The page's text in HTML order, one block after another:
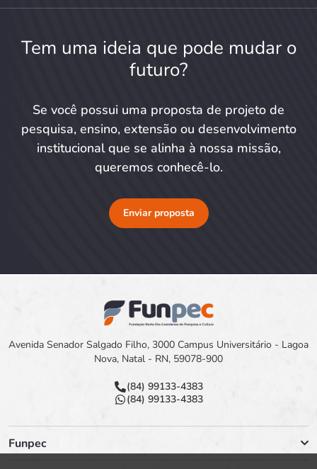
Tem uma ideia que pode mudar o
futuro?
Se você possui uma proposta de projeto de
pesquisa, ensino, extensão ou desenvolvimento
institucional que se alinha à nossa missão,
queremos conhecê-lo.
Enviar proposta
Avenida Senador Salgado Filho, 3000 Campus Universitário - Lagoa
Nova, Natal - RN, 59078-900
(84) 99133-4383
(84) 99133-4383
Funpec